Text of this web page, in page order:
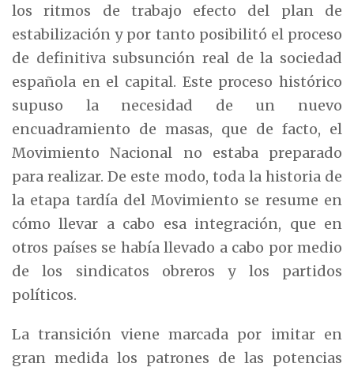
los ritmos de trabajo efecto del plan de
estabilización y por tanto posibilitó el proceso
de definitiva subsunción real de la sociedad
española en el capital. Este proceso histórico
supuso la necesidad de un nuevo
encuadramiento de masas, que de facto, el
Movimiento Nacional no estaba preparado
para realizar. De este modo, toda la historia de
la etapa tardía del Movimiento se resume en
cómo llevar a cabo esa integración, que en
otros países se había llevado a cabo por medio
de los sindicatos obreros y los partidos
políticos.
La transición viene marcada por imitar en
gran medida los patrones de las potencias